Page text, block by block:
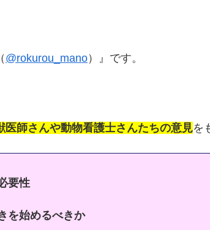
@rokurou_mano）』です。
医師さんや動物看護士さんたちの意見を
要性
を始めるべきか